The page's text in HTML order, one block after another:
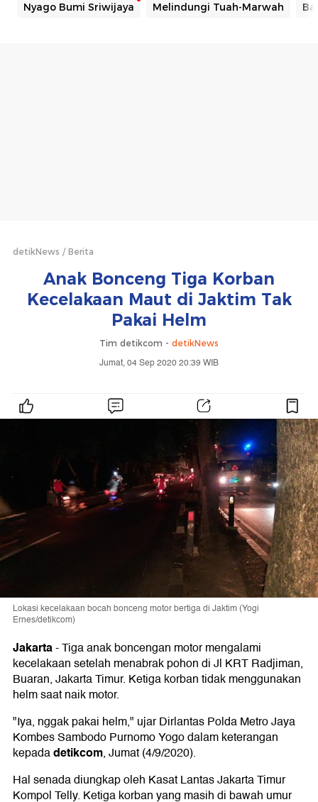
Nyago Bumi Sriwijaya Melindungi Tuah-Marwah
detikNews Berita
Anak Bonceng Tiga Korban
Kecelakaan Maut di Jaktim Tak
Pakai Helm
Tim detikcom - detikNews
Jumat, 04 Sep 2020 20:39 WIB
Lokasi kecelakaan bocah bonceng motor bertiga di Jaktim (Yogi
Ernes/detikcom)
Jakarta-Tiga anak boncengan motor mengalami
kecelakaan setelah menabrak pohon di Jl KRT Radjiman,
Buaran, Jakarta Timur. Ketiga korban tidak menggunakan
helm saat naik motor.
"Iya, nggak pakai helm," ujar Dirlantas Polda Metro Jaya
Kombes Sambodo Purnomo Yogo dalam keterangan
kepadadetikcom, Jumat (4/9/2020).
Hal senada diungkap oleh Kasat Lantas Jakarta Timur
Kompol Telly. Ketiga korban yang masih di bawah umur